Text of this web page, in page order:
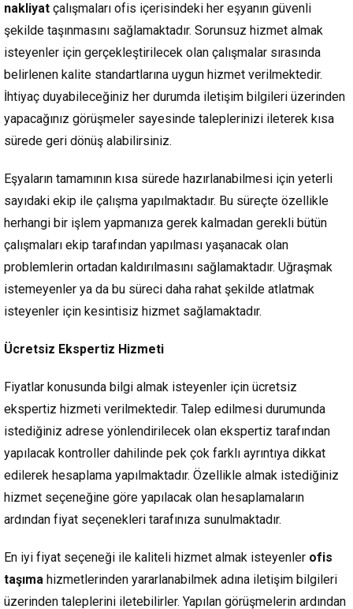
nakliyat çalışmaları ofis içerisindeki her eşyanın güvenli
şekilde taşınmasını sağlamaktadır. Sorunsuz hizmet almak
isteyenler için gerçekleştirilecek olan çalışmalar sırasında
belirlenen kalite standartlarına uygun hizmet verilmektedir.
İhtiyaç duyabileceğiniz her durumda iletişim bilgileri üzerinden
yapacağınız görüşmeler sayesinde taleplerinizi ileterek kısa
sürede geri dönüş alabilirsiniz.
Eşyaların tamamının kısa sürede hazırlanabilmesi için yeterli
sayıdaki ekip ile çalışma yapılmaktadır. Bu süreçte özellikle
herhangi bir işlem yapmanıza gerek kalmadan gerekli bütün
çalışmaları ekip tarafından yapılması yaşanacak olan
problemlerin ortadan kaldırılmasını sağlamaktadır. Uğraşmak
istemeyenler ya da bu süreci daha rahat şekilde atlatmak
isteyenler için kesintisiz hizmet sağlamaktadır.
Ücretsiz Ekspertiz Hizmeti
Fiyatlar konusunda bilgi almak isteyenler için ücretsiz
ekspertiz hizmeti verilmektedir. Talep edilmesi durumunda
istediğiniz adrese yönlendirilecek olan ekspertiz tarafından
yapılacak kontroller dahilinde pek çok farklı ayrıntıya dikkat
edilerek hesaplama yapılmaktadır. Özellikle almak istediğiniz
hizmet seçeneğine göre yapılacak olan hesaplamaların
ardından fiyat seçenekleri tarafınıza sunulmaktadır.
En iyi fiyat seçeneği ile kaliteli hizmet almak isteyenler ofis
taşıma hizmetlerinden yararlanabilmek adına iletişim bilgileri
üzerinden taleplerini iletebilirler. Yapılan görüşmelerin ardından